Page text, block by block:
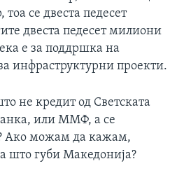
се двеста педесет
двеста педесет милиони
е за поддршка на
инфраструктурни проекти.
не кредит од Светската
или ММФ, а се
Ако можам да кажам,
што губи Македонија?